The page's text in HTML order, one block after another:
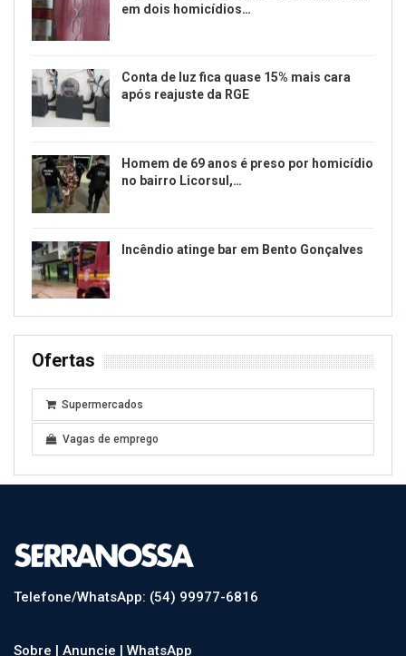
em dois homicídios…
Conta de luz fica quase 15% mais cara
após reajuste da RGE
Homem de 69 anos é preso por homicídio
no bairro Licorsul,…
Incêndio atinge bar em Bento Gonçalves
Ofertas
Supermercados
Vagas de emprego
Telefone/WhatsApp: (54) 99977-6816
Sobre | Anuncie | WhatsApp